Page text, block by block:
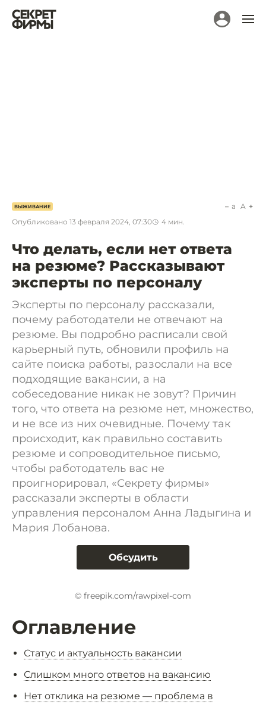
ВЫЖИВАНИЕ
Опубликовано 13 февраля 2024, 07:30 4 мин.
a A
Что делать, если нет ответа
на резюме? Рассказывают
эксперты по персоналу
Эксперты по персоналу рассказали,
почему работодатели не отвечают на
резюме. Вы подробно расписали свой
карьерный путь, обновили профиль на
сайте поиска работы, разослали на все
подходящие вакансии, а на
собеседование никак не зовут? Причин
того, что ответа на резюме нет, множество,
и не все из них очевидные. Почему так
происходит, как правильно составить
резюме и сопроводительное письмо,
чтобы работодатель вас не
проигнорировал, «Секрету фирмы»
рассказали эксперты в области
управления персоналом Анна Ладыгина и
Мария Лобанова.
Обсудить
© freepik.com/rawpixel-com
Оглавление
Статус и актуальность вакансии
Слишком много ответов на вакансию
Нет отклика на резюме — проблема в